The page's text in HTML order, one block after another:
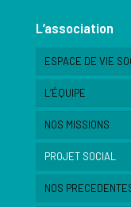
L’association
ESPACE DE VIE
L’ÉQUIPE
NOS MISSIONS
PROJET SOCIAL
NOS